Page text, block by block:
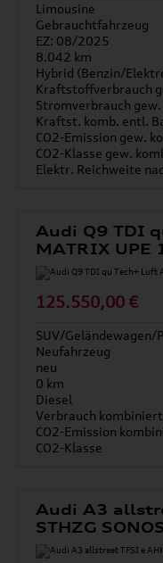
Limousine
Gebrauchtfahrzeug
EZ: 08/2025
8.042 km
Hybrid (Benzin/
Audi Q9 TDI
MATRIX
125.550,00 €
SUV/Geländewagen/
Neufahrzeug
neu
0 km
Diesel
Verbrauch
CO2-Emission
CO2-Klasse
Audi A3
STHZG